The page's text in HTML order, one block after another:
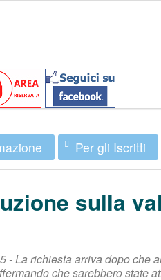
Per gli Iscritti
sulla
- La richiesta arriva dopo che
che sarebbero state